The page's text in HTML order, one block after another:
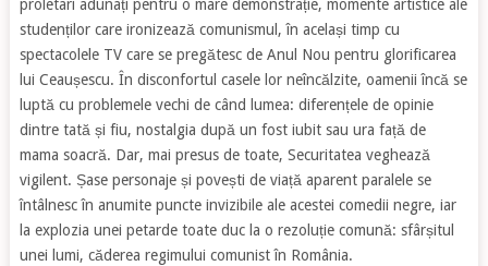
proletari adunați pentru o mare demonstrație, momente artistice ale
studenților care ironizează comunismul, în același timp cu
spectacolele TV care se pregătesc de Anul Nou pentru glorificarea
lui Ceaușescu. În disconfortul casele lor neîncălzite, oamenii încă se
luptă cu problemele vechi de când lumea: diferențele de opinie
dintre tată și fiu, nostalgia după un fost iubit sau ura față de
mama soacră. Dar, mai presus de toate, Securitatea veghează
vigilent. Șase personaje și povești de viață aparent paralele se
întâlnesc în anumite puncte invizibile ale acestei comedii negre, iar
la explozia unei petarde toate duc la o rezoluție comună: sfârșitul
unei lumi, căderea regimului comunist în România.